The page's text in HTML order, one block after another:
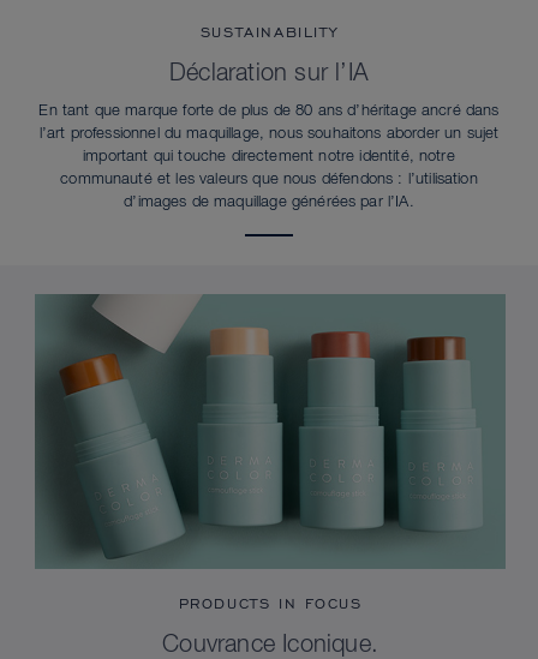
SUSTAINABILITY
Déclaration sur l’IA
En tant que marque forte de plus de 80 ans d’héritage ancré dans
l’art professionnel du maquillage, nous souhaitons aborder un sujet
important qui touche directement notre identité, notre
communauté et les valeurs que nous défendons : l’utilisation
d’images de maquillage générées par l’IA.
PRODUCTS IN FOCUS
Couvrance Iconique.